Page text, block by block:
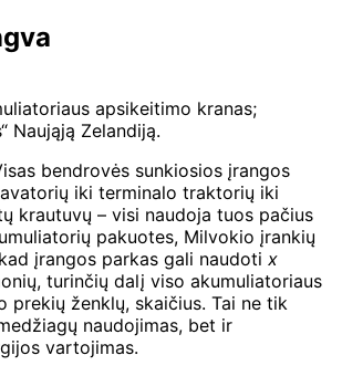
apsikeitimo kranas;
Naująją Zelandiją.
bendrovės sunkiosios įrangos
iki terminalo traktorių iki
krautuvų – visi naudoja tuos pačius
pakuotes, Milvokio įrankių
įrangos parkas gali naudoti x
turinčių dalį viso akumuliatoriaus
ženklų, skaičius. Tai ne tik
naudojimas, bet ir
vartojimas.